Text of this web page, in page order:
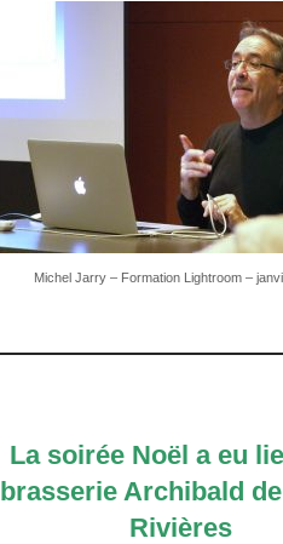
Michel Jarry – Formation Lightroom –
La soirée Noël a eu
brasserie Archibald
Rivières